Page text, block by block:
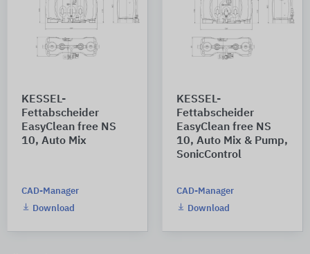
KESSEL-
Fettabscheider
EasyClean free NS
10, Auto Mix
CAD-Manager
Download
KESSEL-
Fettabscheider
EasyClean free NS
10, Auto Mix & Pump,
SonicControl
CAD-Manager
Download